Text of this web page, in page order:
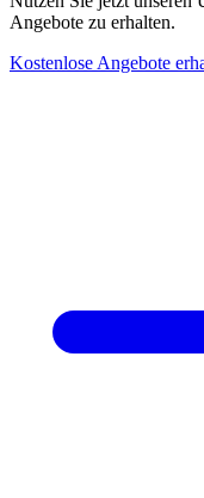
Angebote zu erhalten.
Kostenlose Angebote